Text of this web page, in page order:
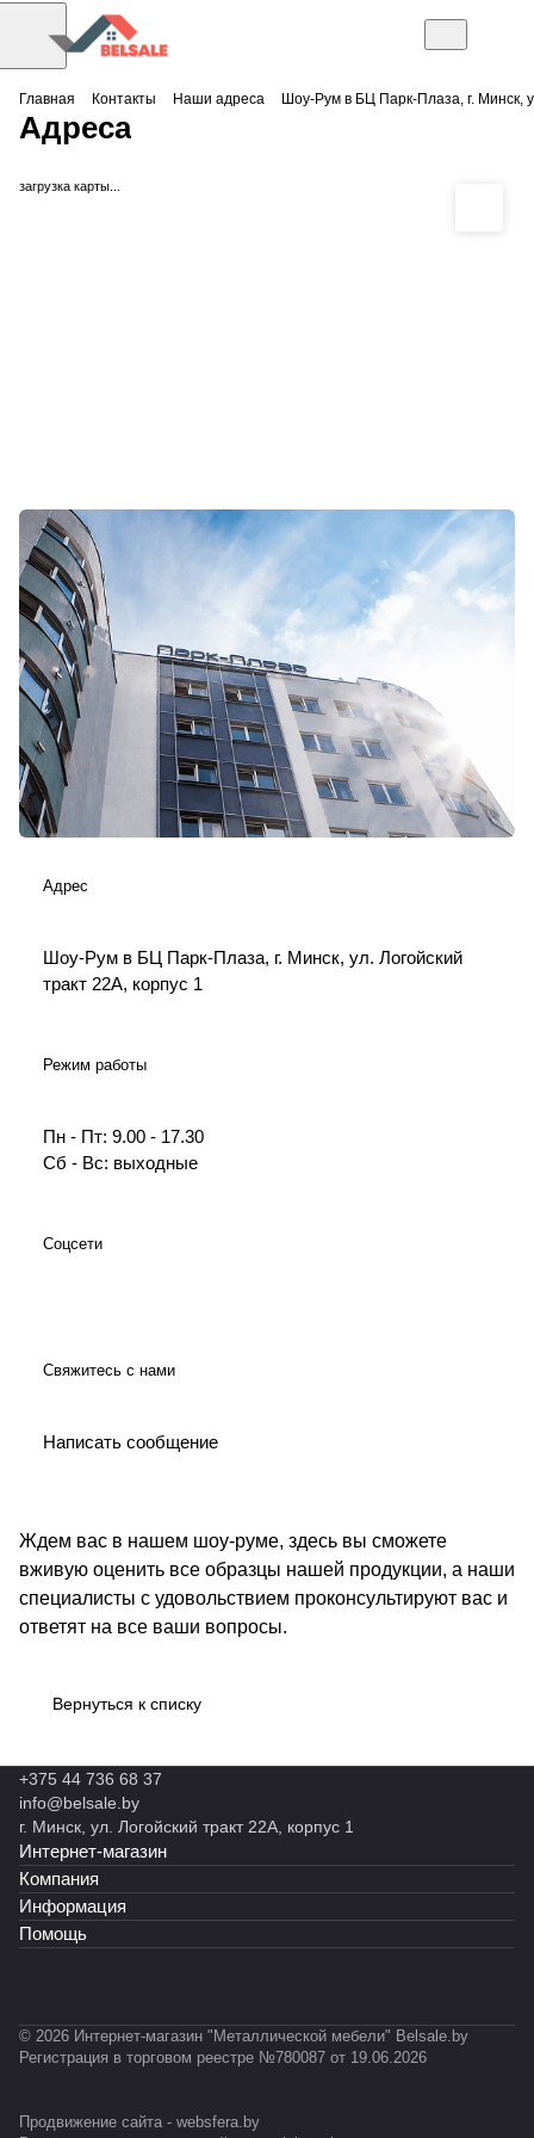
Главная Контакты Наши адреса Шоу-Рум в БЦ Парк-Плаза, г. Минск,
Адреса
загрузка карты...
Адрес
Шоу-Рум в БЦ Парк-Плаза, г. Минск, ул. Логойский
тракт 22А, корпус 1
Режим работы
Пн - Пт: 9.00 - 17.30
Сб - Вс: выходные
Соцсети
Свяжитесь с нами
Написать сообщение
Ждем вас в нашем шоу-руме, здесь вы сможете
вживую оценить все образцы нашей продукции, а наши
специалисты с удовольствием проконсультируют вас и
ответят на все ваши вопросы.
Вернуться к списку
+375 44 736 68 37
info@belsale.by
г. Минск, ул. Логойский тракт 22А, корпус 1
Интернет-магазин
Компания
Информация
Помощь
© 2026 Интернет-магазин "Металлической мебели" Belsale.by
Регистрация в торговом реестре №780087 от 19.06.2026
Продвижение сайта - websfera.by